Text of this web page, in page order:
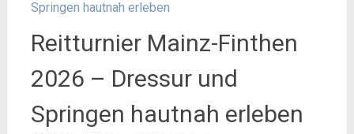
Reitturnier Mainz-Finthen
2026 – Dressur und
Springen hautnah erleben